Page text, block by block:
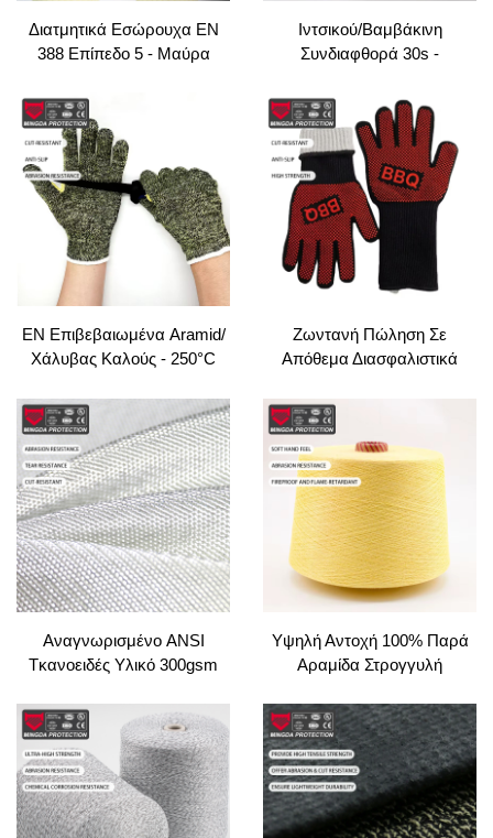
Διατμητικά Εσώρουχα EN
388 Επίπεδο 5 - Μαύρα
Εσώρουχα με Επίκαλυψη
Nitrile, Υψηλής
Αλληλεπίδρασης και
Αντισυμπτωτικά για
Μηχανικούς
Ιντσικού/Βαμβάκινη
Συνδιαφθορά 30s -
Σπουντισμένο Γραμμάριο για
Ρούχα Πυροσβεστών/PPE
Συρραφία
EN Επιβεβαιωμένα Aramid/
Χάλυβας Καλούς - 250°C
Στοίχεια για Δικτυακή/
Ελαιοπνευματικά, Kevlar
Λινάρια & Σύνθεση Τριχιάς
Ζωντανή Πώληση Σε
Απόθεμα Διασφαλιστικά
Θερμοκρασίας Ανθεκτικές,
Φλογοσβεστικές Σιλικονέου
BBQ Φούρνος
Μικροκυματικών
Θερμοκρασιών Χεριάδες
Αναγνωρισμένο ANSI
Τκανοειδές Υλικό 300gsm
Υδροφοβικό Τκανοειδές για
Αθλητικά Σακκιά και
Εξοπλισμό Ασφαλείας
Υψηλή Αντοχή 100% Παρά
Αραμίδα Στρογγυλή
Ενδυμασία Πυροσβέστη
Εμβροιδευμένη και Πλέξιμο
Φωτιάς Αντοχή Συρράμματα